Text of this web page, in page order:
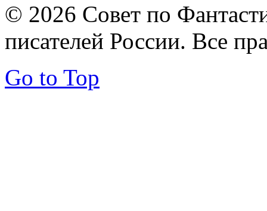
© 2026 Совет по
писателей России. Все
Go to Top